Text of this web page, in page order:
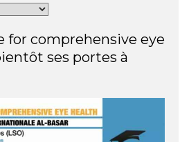
for comprehensive eye
ses portes à